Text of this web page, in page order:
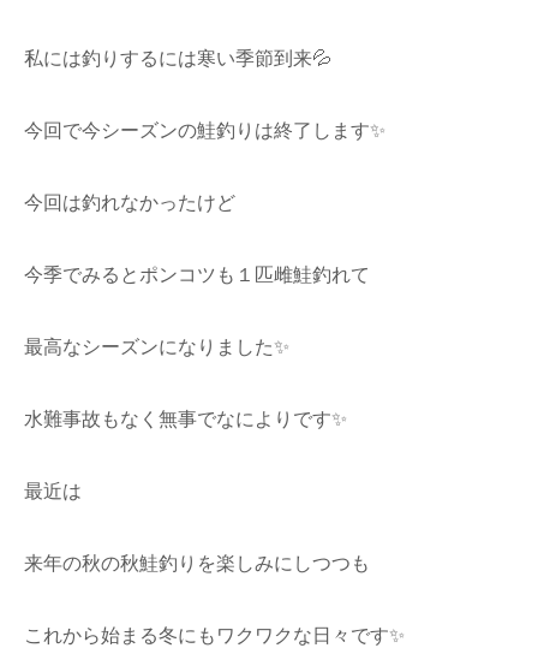
私には釣りするには寒い季節到来💦
今回で今シーズンの鮭釣りは終了します✨
今回は釣れなかったけど
今季でみるとポンコツも１匹雌鮭釣れて
最高なシーズンになりました✨
水難事故もなく無事でなによりです✨
最近は
来年の秋の秋鮭釣りを楽しみにしつつも
これから始まる冬にもワクワクな日々です✨